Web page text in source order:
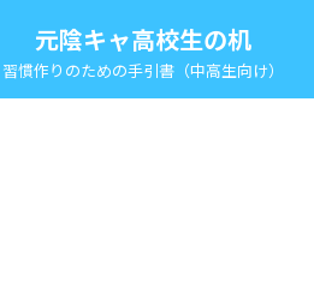
元陰キャ高校生の机
習慣作りのための手引書（中高生向け）